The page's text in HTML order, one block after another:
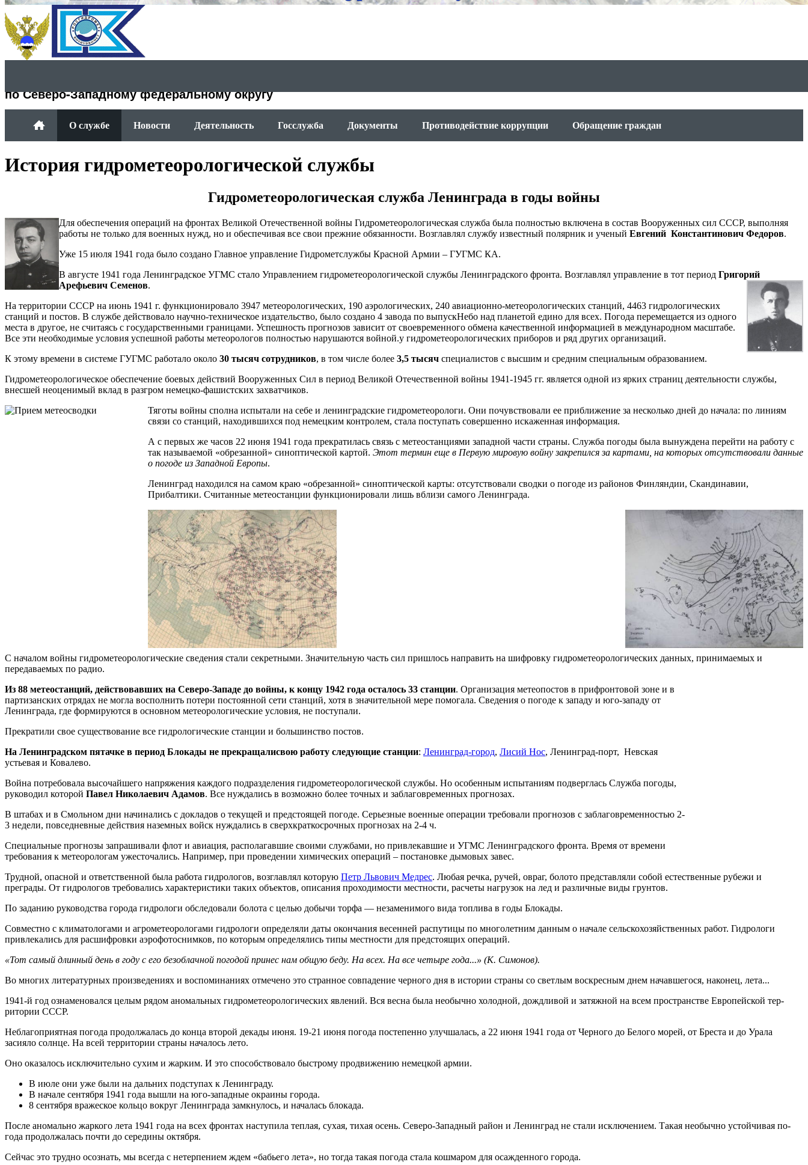
по Северо-Западному федеральному округу
О службе Новости Деятельность Госслужба Документы Противодействие коррупции Обращение граждан
История гидрометеорологической службы
Гидрометеорологическая служба Ленинграда в годы войны
Для обеспечения операций на фронтах Великой Отечественной войны Гидрометеорологическая служба была полностью включена в состав Вооруженных сил СССР, выполняя
работы не только для военных нужд, но и обеспечивая все свои прежние обязанности. Возглавлял службу известный полярник и ученый Евгений Константинович Федоров.
Уже 15 июля 1941 года было создано Главное управление Гидрометслужбы Красной Армии – ГУГМС КА.
В августе 1941 года Ленинградское УГМС стало Управлением гидро­метеорологической службы Ленинградского фронта. Возглавлял управление в тот период Григорий
Арефьевич Семенов.
На территории СССР на июнь 1941 г. функционировало 3947 метеорологических, 190 аэрологических, 240 авиационно-метеорологических станций, 4463 гидрологических
станций и постов. В службе действовало научно-техническое издательство, было создано 4 завода по выпускНебо над планетой едино для всех. Погода перемещается из одного
места в другое, не счи­таясь с государственными границами. Успешность прогнозов зависит от своевременного обмена качественной информацией в международном масштабе.
Все эти необходимые условия успеш­ной работы метеорологов полностью нарушаются войной.у гидрометеорологических приборов и ряд других организаций.
К этому времени в системе ГУГМС работало около 30 тысяч сотрудников, в том числе более 3,5 тысяч специалистов с высшим и средним специальным образованием.
Гидрометеорологическое обеспечение боевых действий Вооруженных Сил в период Великой Отечественной войны 1941-1945 гг. является одной из ярких страниц деятельности службы,
внесшей неоценимый вклад в разгром немецко-фашистских захватчиков.
Тяготы войны сполна испытали на себе и ленинградские гидрометеорологи. Они почувствовали ее приближение за не­сколько дней до начала: по линиям
связи со станций, находив­шихся под немецким контролем, стала поступать совершенно искаженная информация.
А с первых же часов 22 июня 1941 года прекратилась связь с метеостанциями западной части страны. Служба погоды была вынуждена перейти на работу с
так называемой «обрезанной» синоптической картой. Этот термин еще в Первую мировую войну закрепился за картами, на кото­рых отсутствовали данные
о погоде из Западной Европы.
Ленинград находился на самом краю «обрезанной» синоптической карты: отсутствовали сводки о погоде из районов Финляндии, Скандинавии,
Прибалтики. Считанные метеостанции функционировали лишь вблизи самого Ленинграда.
С началом войны гидрометеорологические сведения стали секретными. Значительную часть сил пришлось направить на шифровку гидрометеорологических данных, принимаемых и
передаваемых по радио.
Из 88 ме­теостанций, действовавших на Северо-Западе до войны, к концу 1942 года осталось 33 станции. Организация метеопостов в прифронтовой зоне и в
партизанских отрядах не могла восполнить потери постоянной сети станций, хотя в значительной мере помогала. Сведения о погоде к западу и юго-западу от
Ленин­града, где формируются в основном метеорологические условия, не поступали.
Прекратили свое существование все гидрологические станции и большинство постов.
На Ленинградском пятачке в период Блокады не прекращалисвою работу следующие станции: Ленинград-город, Лисий Нос, Ленинград-порт, Невская
устьевая и Ковалево.
Война потребовала высочайшего напряжения каждого подразделения гидрометеорологической службы. Но особенным испытаниям подверглась Служба погоды,
руководил которой Павел Николаевич Адамов. Все нуждались в возможно более точных и заблаговремен­ных прогнозах.
В штабах и в Смольном дни начинались с док­ладов о текущей и предстоящей погоде. Серьезные военные операции требовали прогнозов с заблаговременностью 2-
3 не­дели, повседневные действия наземных войск нуждались в сверхкраткосрочных прогнозах на 2-4 ч.
Специальные про­гнозы запрашивали флот и авиация, располагавшие своими службами, но привлекавшие и УГМС Ленинградского фронта. Время от времени
требования к метеорологам ужесточались. Например, при проведении химических операций – постановке дымовых завес.
Трудной, опасной и ответственной была работа гидрологов, возглавлял которую Петр Львович Медрес. Любая речка, ручей, овраг, боло­то представляли собой естественные рубежи и
преграды. От гид­рологов требовались характеристики таких объектов, описания проходимости местности, расчеты нагрузок на лед и различные виды грунтов.
По заданию руководства города гидрологи обследо­вали болота с целью добычи торфа — незаменимого вида топлива в годы Блокады.
Совместно с климатологами и агрометеорологами гидрологи определяли даты окончания весенней распутицы по многолетним данным о начале сельскохозяйственных работ. Гид­рологи
привлекались для расшифровки аэрофотоснимков, по ко­торым определялись типы местности для предстоящих операций.
«Тот самый длинный день в году с его безоблачной погодой принес нам общую беду. На всех. На все четыре года...» (К. Симонов).
Во многих литературных произведениях и воспоминаниях отмечено это странное совпадение черного дня в истории страны со светлым воскресным днем начавшегося, наконец, лета...
1941-й год ознаменовался целым рядом аномальных гидро­метеорологических явлений. Вся весна была необычно холодной, дождливой и затяжной на всем пространстве Европейской тер­
ритории СССР.
Неблагоприятная по­года продолжалась до конца второй декады июня. 19-21 июня погода постепенно улучшалась, а 22 июня 1941 года от Черного до Белого морей, от Бреста и до Урала
засияло солнце. На всей территории страны началось лето.
Оно оказалось исключительно сухим и жарким. И это способствовало быстрому продвижению немецкой армии.
В июле они уже были на дальних подступах к Ленинграду.
В начале сентября 1941 года вышли на юго-западные окраины города.
8 сентября вражеское кольцо вокруг Ленинграда замкнулось, и началась блокада.
После аномально жаркого лета 1941 года на всех фронтах на­ступила теплая, сухая, тихая осень. Северо-Западный район и Ле­нинград не стали исключением. Такая необычно устойчивая по­
года продолжалась почти до середины октября.
Сейчас это трудно осознать, мы всегда с нетерпением ждем «бабьего лета», но тогда такая погода стала кошмаром для осажденного города.